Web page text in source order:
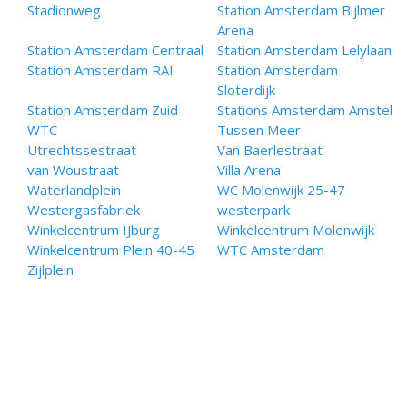
Stadionweg
Station Amsterdam Bijlmer
Arena
Station Amsterdam Centraal
Station Amsterdam Lelylaan
Station Amsterdam RAI
Station Amsterdam
Sloterdijk
Station Amsterdam Zuid
WTC
Stations Amsterdam Amstel
Tussen Meer
Utrechtssestraat
Van Baerlestraat
van Woustraat
Villa Arena
Waterlandplein
WC Molenwijk 25-47
Westergasfabriek
westerpark
Winkelcentrum IJburg
Winkelcentrum Molenwijk
Winkelcentrum Plein 40-45
WTC Amsterdam
Zijlplein